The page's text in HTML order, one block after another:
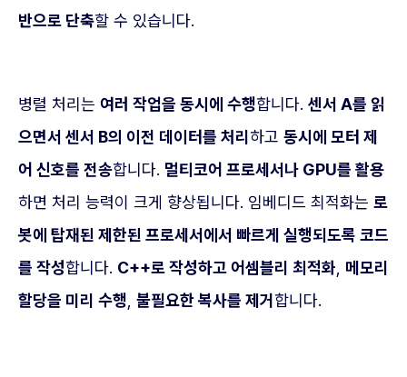
반으로 단축할 수 있습니다.
병렬 처리는 여러 작업을 동시에 수행합니다. 센서 A를 읽
으면서 센서 B의 이전 데이터를 처리 하고 동시에 모터 제
어 신호를 전송합니다. 멀티코어 프로세서나 GPU를 활용
하면 처리 능력이 크게 향상됩니다. 임베디드 최적화는 로
봇에 탑재된 제한된 프로세서에서 빠르게 실행되도록 코드
를 작성합니다. C++로 작성하고 어셈블리 최적화 메모리
할당을 미리 수행 불필요한 복사를 제거 합니다.